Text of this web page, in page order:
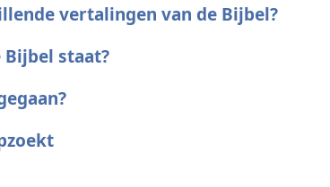
vertalingen van de Bijbel?
staat?